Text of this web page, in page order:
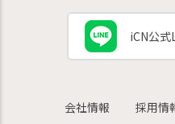
iCN公式
会社情報 採用情